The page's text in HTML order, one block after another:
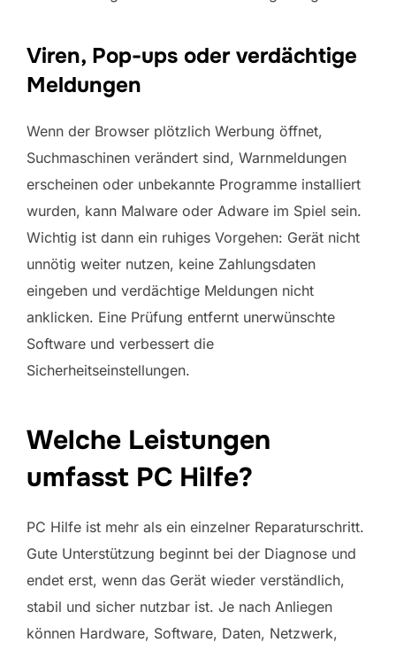
Viren, Pop-ups oder verdächtige
Meldungen
Wenn der Browser plötzlich Werbung öffnet,
Suchmaschinen verändert sind, Warnmeldungen
erscheinen oder unbekannte Programme installiert
wurden, kann Malware oder Adware im Spiel sein.
Wichtig ist dann ein ruhiges Vorgehen: Gerät nicht
unnötig weiter nutzen, keine Zahlungsdaten
eingeben und verdächtige Meldungen nicht
anklicken. Eine Prüfung entfernt unerwünschte
Software und verbessert die
Sicherheitseinstellungen.
Welche Leistungen
umfasst PC Hilfe?
PC Hilfe ist mehr als ein einzelner Reparaturschritt.
Gute Unterstützung beginnt bei der Diagnose und
endet erst, wenn das Gerät wieder verständlich,
stabil und sicher nutzbar ist. Je nach Anliegen
können Hardware, Software, Daten, Netzwerk,